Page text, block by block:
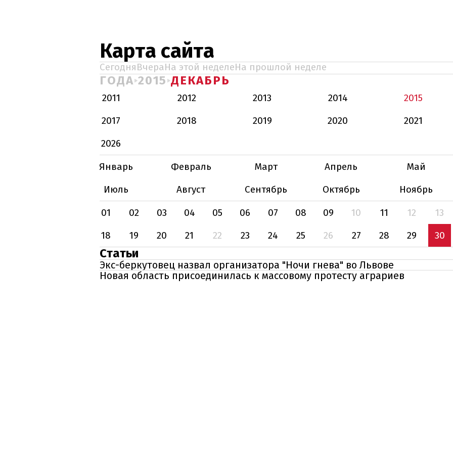
Карта сайта
СегодняВчераНа этой неделеНа прошлой неделе
ГОДА 2015 ДЕКАБРЬ
2011 2012 2013 2014
2015
2017
2018 2019 2020
2021
2026
Январь
Февраль Март Апрель
Май
Июль
Август Сентябрь Октябрь
Ноябрь
01
02 03 04 05 06 07 08 09 10 11 12
13
18
19 20 21 22 23 24 25 26 27 28 29 30
Статьи
Экс-беркутовец назвал организатора "Ночи гнева" во Львове
Новая область присоединилась к массовому протесту аграриев